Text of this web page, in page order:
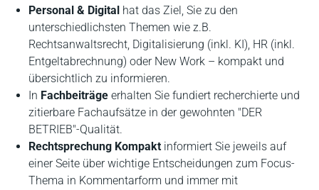
Personal & Digital hat das Ziel, Sie zu den
unterschiedlichsten Themen wie z.B.
Rechtsanwaltsrecht, Digitalisierung (inkl. KI), HR (inkl.
Entgeltabrechnung) oder New Work – kompakt und
übersichtlich zu informieren.
In Fachbeiträge erhalten Sie fundiert recherchierte und
zitierbare Fachaufsätze in der gewohnten "DER
BETRIEB"-Qualität.
Rechtsprechung Kompakt informiert Sie jeweils auf
einer Seite über wichtige Entscheidungen zum Focus-
Thema in Kommentarform und immer mit